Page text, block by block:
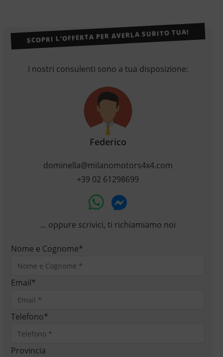
SCOPRI L’OFFERTA PER AVERLA SUBITO TUA!
I nostri consulenti sono a tua disposizione:
Federico
dominella@milanomotors4x4.com
+39 02 61298699
... oppure scrivici, ti richiamiamo noi
Nome e Cognome*
Email*
Telefono*
Provincia